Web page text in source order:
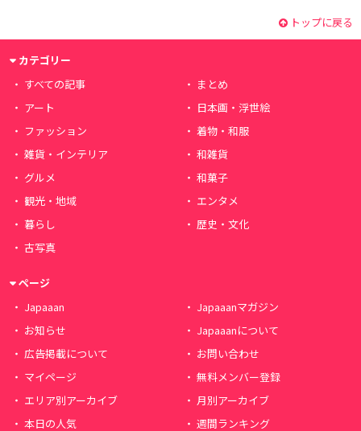
トップに戻る
カテゴリー
すべての記事
まとめ
アート
日本画・浮世絵
ファッション
着物・和服
雑貨・インテリア
和雑貨
グルメ
和菓子
観光・地域
エンタメ
暮らし
歴史・文化
古写真
ページ
Japaaan
Japaaanマガジン
お知らせ
Japaaanについて
広告掲載について
お問い合わせ
マイページ
無料メンバー登録
エリア別アーカイブ
月別アーカイブ
本日の人気
週間ランキング